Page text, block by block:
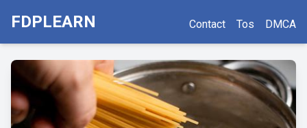
FDPLEARN Contact Tos DMCA